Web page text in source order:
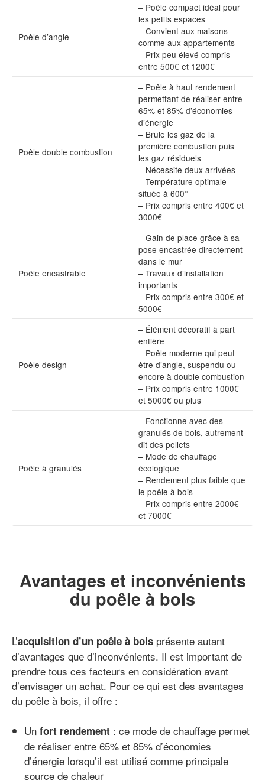
Poêle d’angle
– Poêle compact idéal pour
les petits espaces
– Convient aux maisons
comme aux appartements
– Prix peu élevé compris
entre 500€ et 1200€
Poêle double combustion
– Poêle à haut rendement
permettant de réaliser entre
65% et 85% d’économies
d’énergie
– Brûle les gaz de la
première combustion puis
les gaz résiduels
– Nécessite deux arrivées
– Température optimale
située à 600°
– Prix compris entre 400€ et
3000€
Poêle encastrable
– Gain de place grâce à sa
pose encastrée directement
dans le mur
– Travaux d’installation
importants
– Prix compris entre 300€ et
5000€
Poêle design
– Élément décoratif à part
entière
– Poêle moderne qui peut
être d’angle, suspendu ou
encore à double combustion
– Prix compris entre 1000€
et 5000€ ou plus
Poêle à granulés
– Fonctionne avec des
granulés de bois, autrement
dit des pellets
– Mode de chauffage
écologique
– Rendement plus faible que
le poêle à bois
– Prix compris entre 2000€
et 7000€
Avantages et inconvénients
du poêle à bois
L’acquisition d’un poêle à bois présente autant
d’avantages que d’inconvénients. Il est important de
prendre tous ces facteurs en considération avant
d’envisager un achat. Pour ce qui est des avantages
du poêle à bois, il offre :
Un fort rendement : ce mode de chauffage permet
de réaliser entre 65% et 85% d’économies
d’énergie lorsqu’il est utilisé comme principale
source de chaleur